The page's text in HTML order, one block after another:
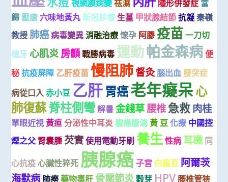
視網膜病變 祛濕 隱形併發症 當
歸 壓瘡 六味地黃丸 新冠診療 生薑 甲狀腺結節 抗凝 秦嶺
教授 肺癌病毒變異 消融治療 懷孕 阿膠 疫苗 一刀切
植牙 心肌炎房顫戰勝病毒 運動帕金森病 便
秘 抗疫屏障 乙肝疫苗 慢阻肺督灸 腦出血 腰突症
病從口入 赤小豆 乙肝 胃癌老年癡呆心
肺復蘇脊柱側彎解暑 金錢草腰椎急救肉桂
單眼近視 黃疸 分泌性中耳炎 腹痛腹瀉 黃 豆 化療 中國控
煙之父 腎囊腫 芡實使用電動牙刷 養生 性病 耳機 同
心抗疫 心臟性猝死 胰腺癌 子宮 白扁豆 阿爾茨
海默病肺癆 藥物毒肝 骨關節炎穀芽 HPV 腰椎管狹